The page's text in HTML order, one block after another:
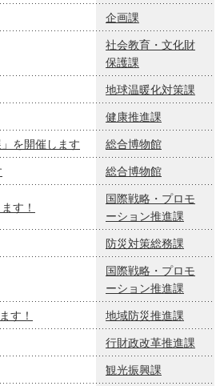
企画課
社会教育・文化財
保護課
地球温暖化対策課
健康推進課
を開催します 総合博物館
総合博物館
す！
国際戦略・プロモ
ーション推進課
防災対策総務課
国際戦略・プロモ
ーション推進課
す！ 地域防災推進課
行財政改革推進課
観光振興課